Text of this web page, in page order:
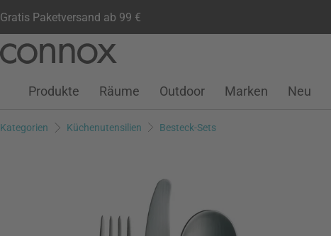
Gratis Paketversand ab 99 €
Seiteninhalt
Suchfeld
Kundenkonto
Wunschliste
Warenkorb
Produkte Räume Outdoor Marken Neu
Kategorien Küchenutensilien Besteck-Sets